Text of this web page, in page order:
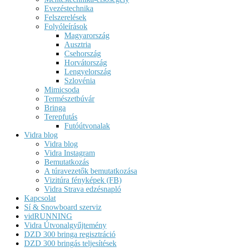
Evezéstechnika
Felszerelések
Folyóleírások
Magyarország
Ausztria
Csehország
Horvátország
Lengyelország
Szlovénia
Mimicsoda
Természetbúvár
Bringa
Terepfutás
Futóútvonalak
Vidra blog
Vidra blog
Vidra Instagram
Bemutatkozás
A túravezetők bemutatkozása
Vizitúra fényképek (FB)
Vidra Strava edzésnapló
Kapcsolat
Sí & Snowboard szerviz
vidRUNNING
Vidra Útvonalgyűjtemény
DZD 300 bringa regisztráció
DZD 300 bringás teljesítések